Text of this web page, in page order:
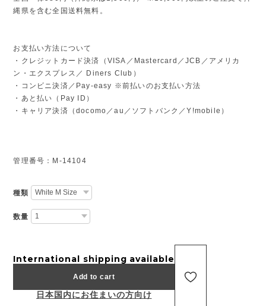
縄県を含む全国送料無料。
お支払い方法について
・クレジットカード決済（VISA／Mastercard／JCB／アメリカ
ン・エクスプレス／ Diners Club）
・コンビニ決済／Pay-easy ※前払いのお支払い方法
・あと払い（Pay ID）
・キャリア決済（docomo／au／ソフトバンク／Y!mobile）
管理番号：M-14104
種類
数量
International shipping available
Add to cart
日本国内にお住まいの方向け